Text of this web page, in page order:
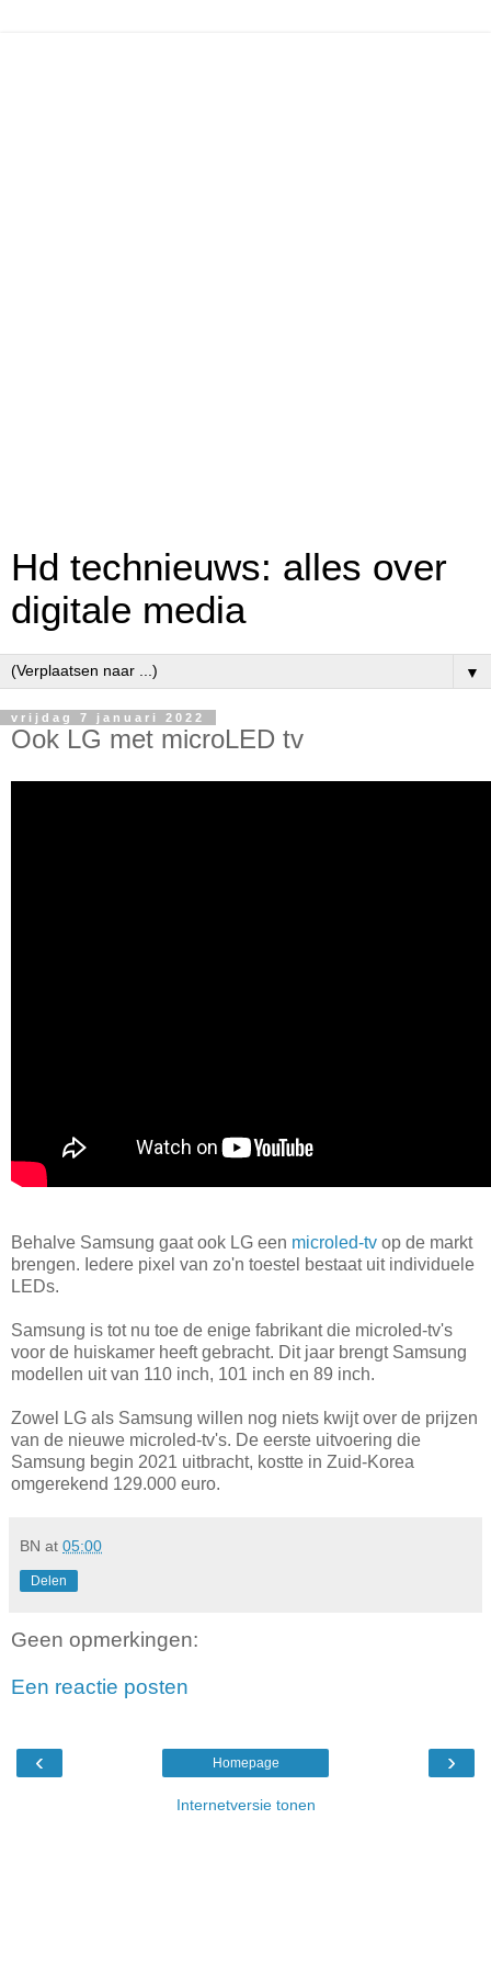
Hd technieuws: alles over
digitale media
▼
vrijdag 7 januari 2022
Ook LG met microLED tv
Behalve Samsung gaat ook LG een microled-tv op de markt
brengen. Iedere pixel van zo'n toestel bestaat uit individuele
LEDs.
Samsung is tot nu toe de enige fabrikant die microled-tv's
voor de huiskamer heeft gebracht. Dit jaar brengt Samsung
modellen uit van 110 inch, 101 inch en 89 inch.
Zowel LG als Samsung willen nog niets kwijt over de prijzen
van de nieuwe microled-tv's. De eerste uitvoering die
Samsung begin 2021 uitbracht, kostte in Zuid-Korea
omgerekend 129.000 euro.
BN at 05:00
Delen
Geen opmerkingen:
Een reactie posten
‹ ›
Homepage
Internetversie tonen